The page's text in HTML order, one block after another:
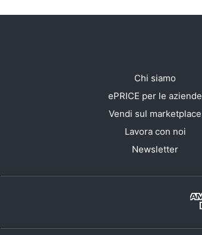
Chi siamo
ePRICE per le aziende
Vendi sul marketplace
Lavora con noi
Newsletter